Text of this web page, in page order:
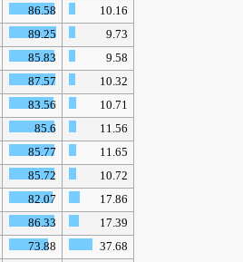
86.58
10.16
89.25
9.73
85.83
9.58
87.57
10.32
83.56
10.71
85.6
11.56
85.77
11.65
85.72
10.72
82.07
17.86
86.33
17.39
73.88
37.68